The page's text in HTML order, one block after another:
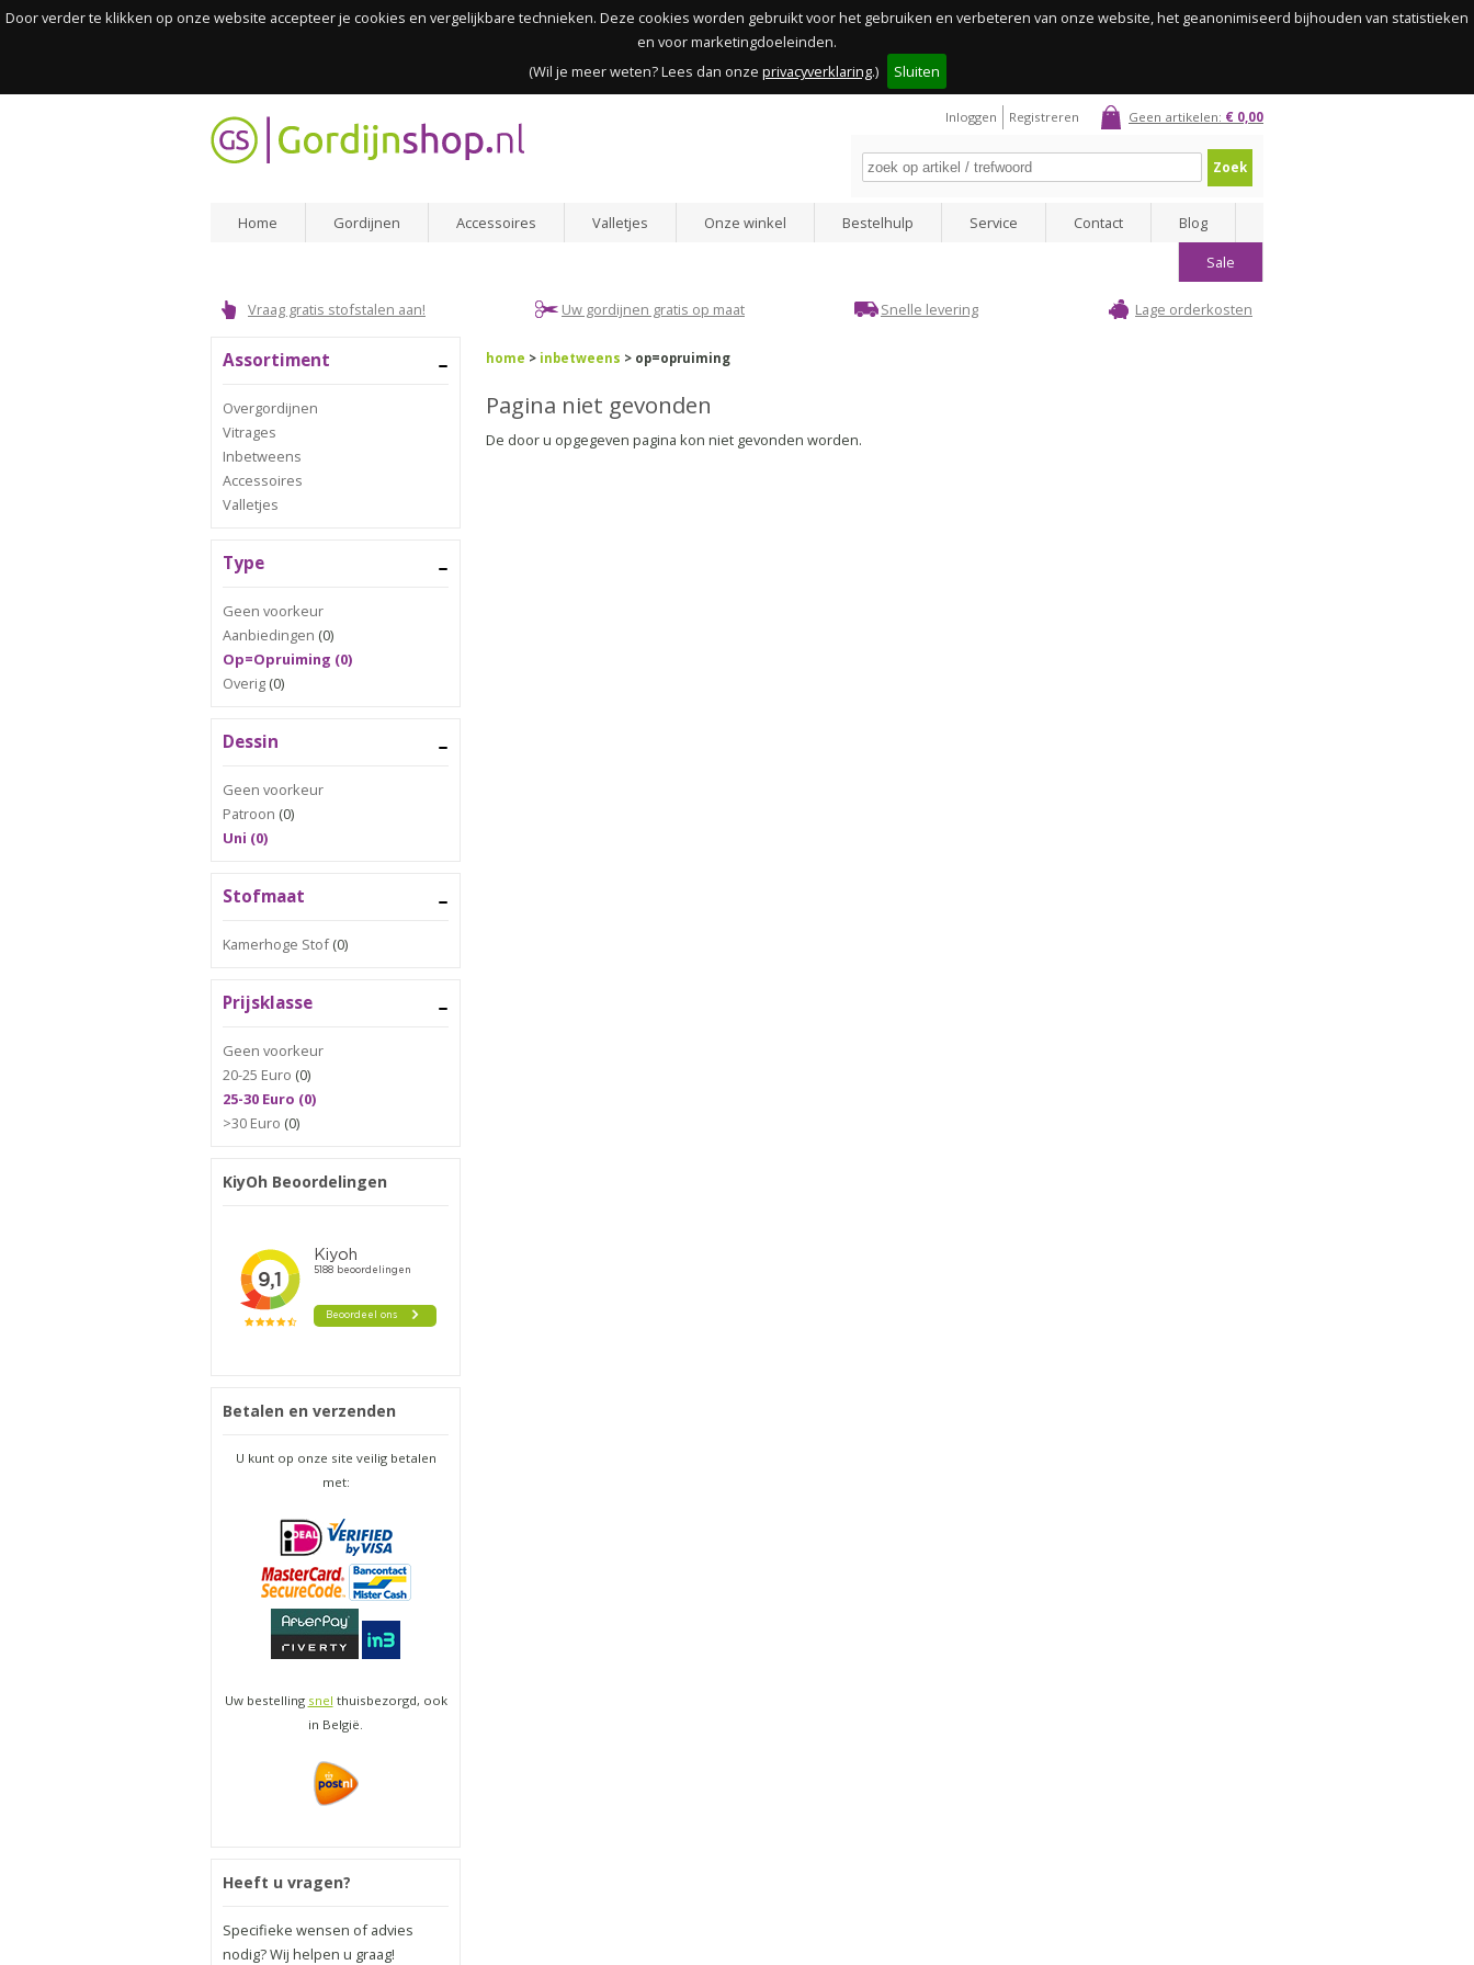
Door verder te klikken op onze website accepteer je cookies en vergelijkbare technieken. Deze cookies worden gebruikt voor het gebruiken en verbeteren van onze website, het geanonimiseerd bijhouden van statistieken
en voor marketingdoeleinden.
(Wil je meer weten? Lees dan onze privacyverklaring.) Sluiten
Geen artikelen: € 0,00
Inloggen Registreren
Zoek
Home Gordijnen Accessoires Valletjes Onze winkel Bestelhulp Service Contact
Blog
Sale
Vraag gratis stofstalen aan! Uw gordijnen gratis op maat Snelle levering Lage orderkosten
Assortiment
Overgordijnen
Vitrages
Inbetweens
Accessoires
Valletjes
Type
Geen voorkeur
Aanbiedingen (0)
Op=Opruiming (0)
Overig (0)
Dessin
Geen voorkeur
Patroon (0)
Uni (0)
Stofmaat
Kamerhoge Stof(0)
Prijsklasse
Geen voorkeur
20-25 Euro (0)
25-30 Euro (0)
>30 Euro (0)
KiyOh Beoordelingen
Betalen en verzenden
U kunt op onze site veilig betalen
met:
Uw bestelling snel thuisbezorgd, ook
in België.
Heeft u vragen?
Specifieke wensen of advies
nodig? Wij helpen u graag!
home > inbetweens > op=opruiming
Pagina niet gevonden
De door u opgegeven pagina kon niet gevonden worden.